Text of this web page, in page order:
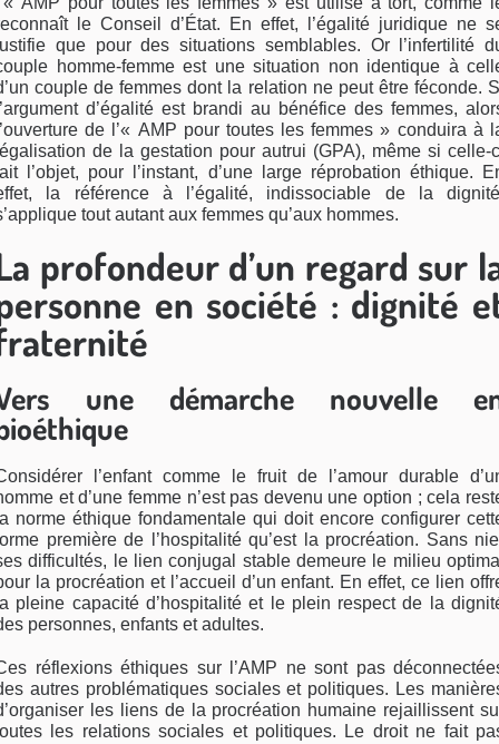
le Conseil d’État. En effet, l’égalité juridique ne
que pour des situations semblables. Or l’infertilité
homme-femme est une situation non identique à
couple de femmes dont la relation ne peut être féconde.
d’égalité est brandi au bénéfice des femmes,
de l’« AMP pour toutes les femmes » conduira à
de la gestation pour autrui (GPA), même si celle-
l’objet, pour l’instant, d’une large réprobation éthique.
la référence à l’égalité, indissociable de la
tout autant aux femmes qu’aux hommes.
profondeur d’un regard sur
en société : dignité
une démarche nouvelle
l’enfant comme le fruit de l’amour durable
et d’une femme n’est pas devenu une option ; cela
norme éthique fondamentale qui doit encore configurer
première de l’hospitalité qu’est la procréation. Sans
difficultés, le lien conjugal stable demeure le milieu
la procréation et l’accueil d’un enfant. En effet, ce lien
pleine capacité d’hospitalité et le plein respect de la
personnes, enfants et adultes.
réflexions éthiques sur l’AMP ne sont pas
autres problématiques sociales et politiques. Les
les liens de la procréation humaine rejaillissent
les relations sociales et politiques. Le droit ne fait